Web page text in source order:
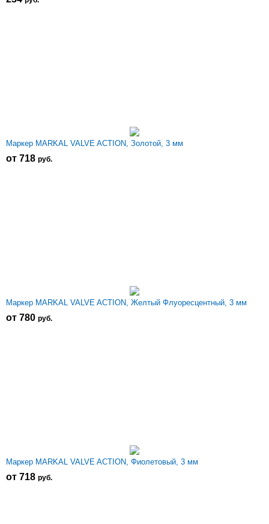
Маркер MARKAL VALVE ACTION, Золотой, 3 мм
от 718 руб.
Маркер MARKAL VALVE ACTION, Желтый Флуоресцентный, 3 мм
от 780 руб.
Маркер MARKAL VALVE ACTION, Фиолетовый, 3 мм
от 718 руб.